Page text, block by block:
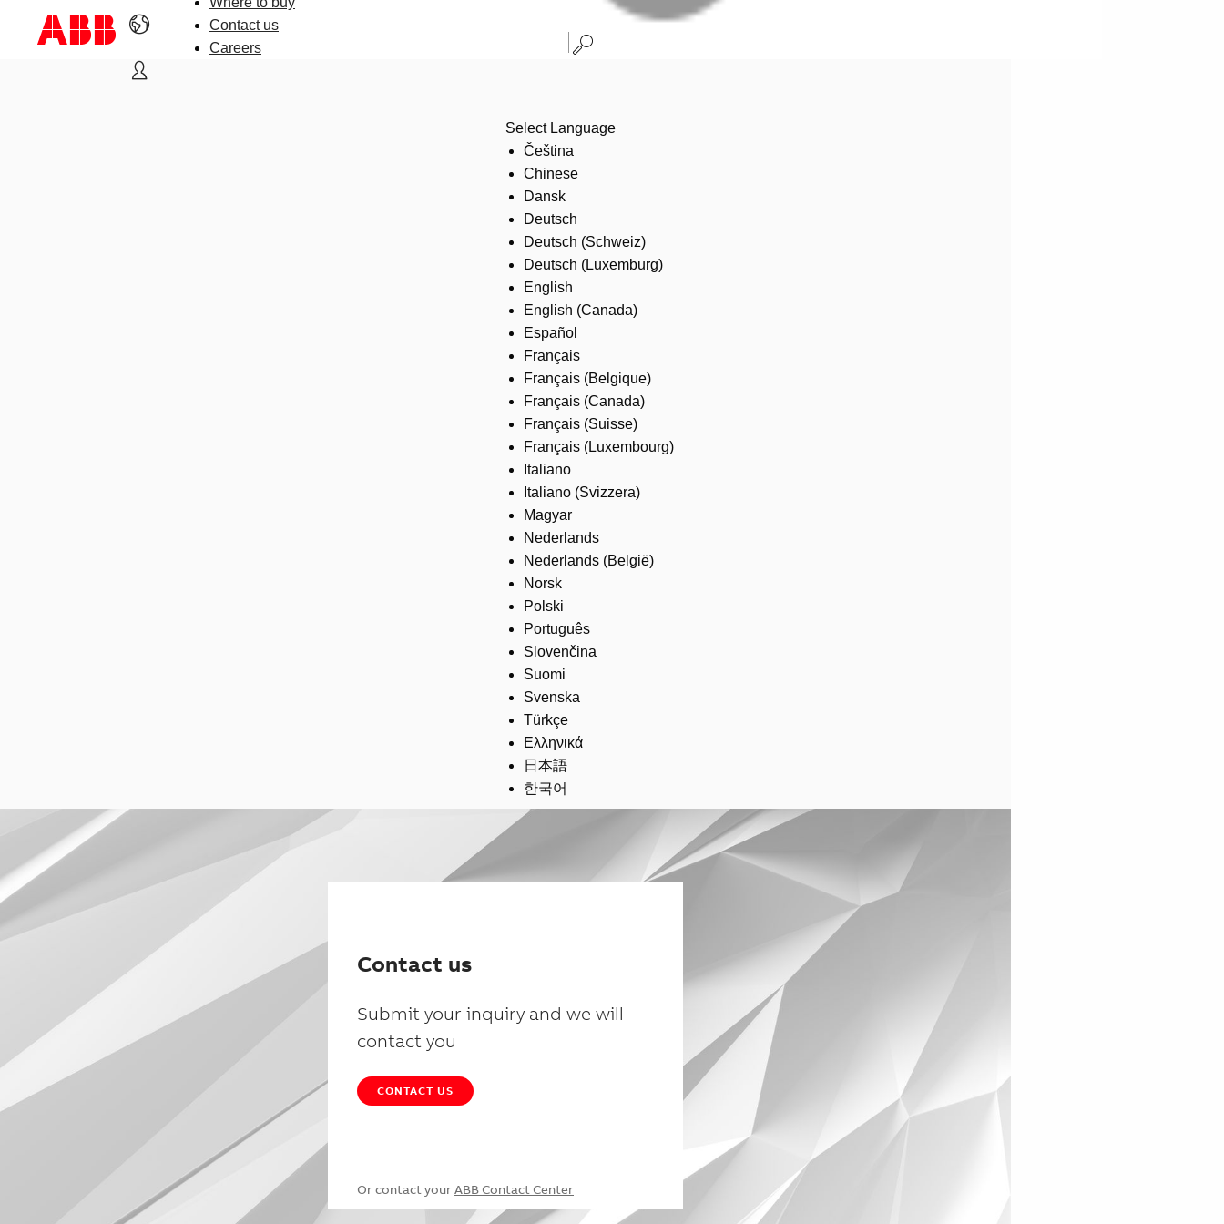
Contact us
Careers
Select Language
Čeština
Chinese
Dansk
Deutsch
Deutsch (Schweiz)
Deutsch (Luxemburg)
English
English (Canada)
Español
Français
Français (Belgique)
Français (Canada)
Français (Suisse)
Français (Luxembourg)
Italiano
Italiano (Svizzera)
Magyar
Nederlands
Nederlands (België)
Norsk
Polski
Português
Slovenčina
Suomi
Svenska
Türkçe
Ελληνικά
日本語
한국어
Contact us
Submit your inquiry and we will
contact you
CONTACT US
Or contact your ABB Contact Center